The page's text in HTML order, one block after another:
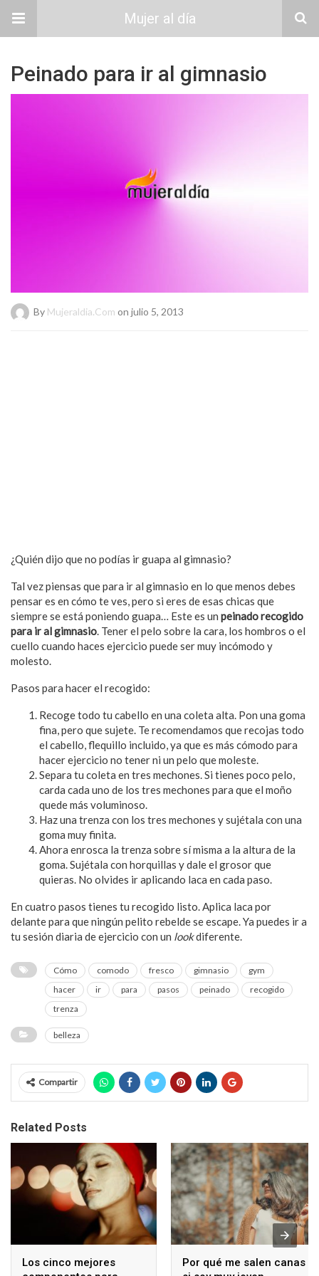
Mujer al día
Peinado para ir al gimnasio
By Mujeraldia.com on julio 5, 2013
¿Quién dijo que no podías ir guapa al gimnasio?
Tal vez piensas que para ir al gimnasio en lo que menos debes
pensar es en cómo te ves, pero si eres de esas chicas que
siempre se está poniendo guapa… Este es un peinado recogido
para ir al gimnasio. Tener el pelo sobre la cara, los hombros o el
cuello cuando haces ejercicio puede ser muy incómodo y
molesto.
Pasos para hacer el recogido:
Recoge todo tu cabello en una coleta alta. Pon una goma
fina, pero que sujete. Te recomendamos que recojas todo
el cabello, flequillo incluido, ya que es más cómodo para
hacer ejercicio no tener ni un pelo que moleste.
Separa tu coleta en tres mechones. Si tienes poco pelo,
carda cada uno de los tres mechones para que el moño
quede más voluminoso.
Haz una trenza con los tres mechones y sujétala con una
goma muy finita.
Ahora enrosca la trenza sobre sí misma a la altura de la
goma. Sujétala con horquillas y dale el grosor que
quieras. No olvides ir aplicando laca en cada paso.
En cuatro pasos tienes tu recogido listo. Aplica laca por
delante para que ningún pelito rebelde se escape. Ya puedes ir a
tu sesión diaria de ejercicio con un lookdiferente.
Cómo comodo fresco gimnasio
gym
hacer
ir para pasos peinado
recogido
trenza
belleza
Compartir
Related Posts
Los cinco mejores
Por qué me salen canas